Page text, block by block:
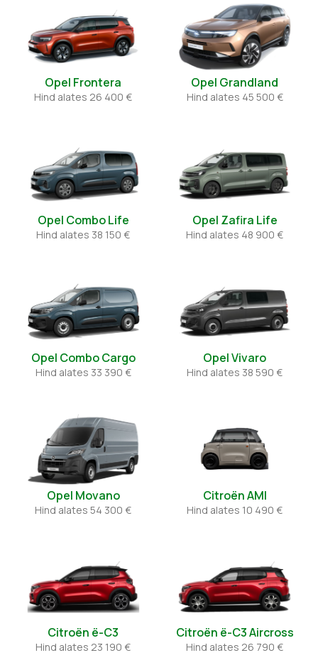
Opel Frontera
Hind alates 26 400 €
Opel Grandland
Hind alates 45 500 €
Opel Combo Life
Hind alates 38 150 €
Opel Zafira Life
Hind alates 48 900 €
Opel Combo Cargo
Hind alates 33 390 €
Opel Vivaro
Hind alates 38 590 €
Opel Movano
Hind alates54 300 €
Citroën AMI
Hind alates 10 490 €
Citroën ë-C3
Hind alates 23 190 €
Citroën ë-C3 Aircross
Hind alates 26 790 €